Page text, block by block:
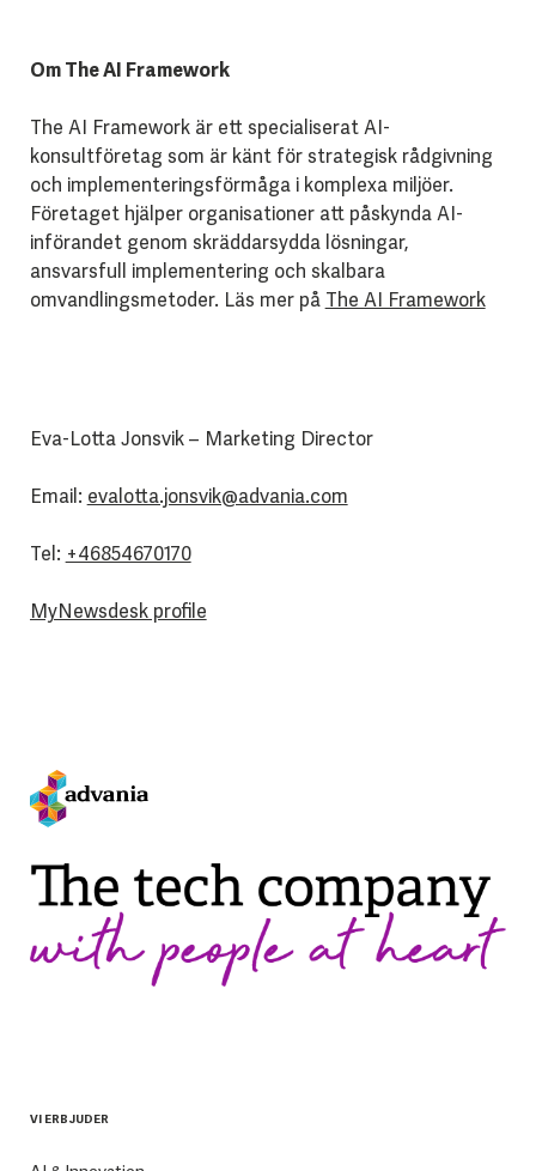
Om The AI Framework
The AI Framework är ett specialiserat AI-
konsultföretag som är känt för strategisk rådgivning
och implementeringsförmåga i komplexa miljöer.
Företaget hjälper organisationer att påskynda AI-
införandet genom skräddarsydda lösningar,
ansvarsfull implementering och skalbara
omvandlingsmetoder. Läs mer på The AI Framework
Eva-Lotta Jonsvik – Marketing Director
Email: evalotta.jonsvik@advania.com
Tel: +46854670170
MyNewsdesk profile
VI ERBJUDER